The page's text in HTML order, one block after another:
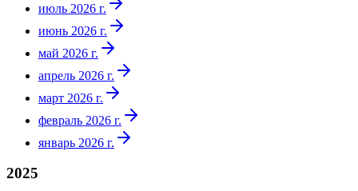
июль 2026 г.
июнь 2026 г.
май 2026 г.
апрель 2026 г.
март 2026 г.
февраль 2026 г.
январь 2026 г.
2025